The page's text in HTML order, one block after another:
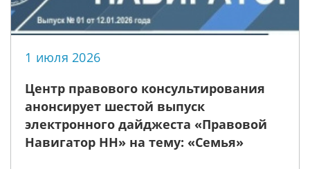
1 июля 2026
Центр правового консультирования
анонсирует шестой выпуск
электронного дайджеста «Правовой
Навигатор НН» на тему: «Семья»